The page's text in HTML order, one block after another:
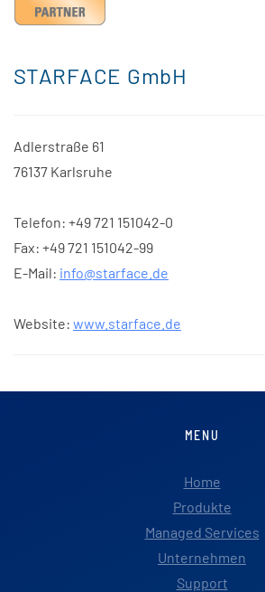
STARFACE GmbH
Adlerstraße 61
76137 Karlsruhe
Telefon: +49 721 151042-0
Fax: +49 721 151042-99
E-Mail: info@starface.de
Website: www.starface.de
MENU
Home
Produkte
Managed Services
Unternehmen
Support